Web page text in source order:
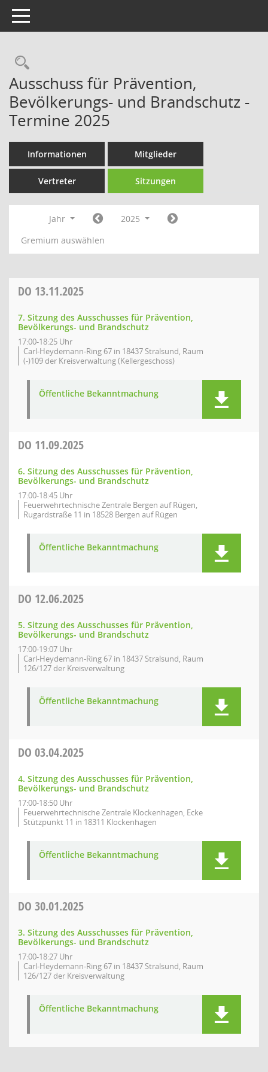
Toggle navigation
Rechercheauswahl
Ausschuss für Prävention,
Bevölkerungs- und Brandschutz -
Termine 2025
Informationen Mitglieder
Vertreter Sitzungen
Jahr
2025
Gremium auswählen
DO 13.11.2025
7. Sitzung des Ausschusses für Prävention,
Bevölkerungs- und Brandschutz
17:00-18:25 Uhr
Carl-Heydemann-Ring 67 in 18437 Stralsund, Raum
(-)109 der Kreisverwaltung (Kellergeschoss)
Öffentliche Bekanntmachung
DO 11.09.2025
6. Sitzung des Ausschusses für Prävention,
Bevölkerungs- und Brandschutz
17:00-18:45 Uhr
Feuerwehrtechnische Zentrale Bergen auf Rügen,
Rugardstraße 11 in 18528 Bergen auf Rügen
Öffentliche Bekanntmachung
DO 12.06.2025
5. Sitzung des Ausschusses für Prävention,
Bevölkerungs- und Brandschutz
17:00-19:07 Uhr
Carl-Heydemann-Ring 67 in 18437 Stralsund, Raum
126/127 der Kreisverwaltung
Öffentliche Bekanntmachung
DO 03.04.2025
4. Sitzung des Ausschusses für Prävention,
Bevölkerungs- und Brandschutz
17:00-18:50 Uhr
Feuerwehrtechnische Zentrale Klockenhagen, Ecke
Stützpunkt 11 in 18311 Klockenhagen
Öffentliche Bekanntmachung
DO 30.01.2025
3. Sitzung des Ausschusses für Prävention,
Bevölkerungs- und Brandschutz
17:00-18:27 Uhr
Carl-Heydemann-Ring 67 in 18437 Stralsund, Raum
126/127 der Kreisverwaltung
Öffentliche Bekanntmachung